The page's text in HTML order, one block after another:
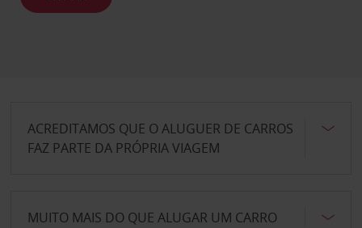
ACREDITAMOS QUE O ALUGUER DE CARROS
FAZ PARTE DA PRÓPRIA VIAGEM
MUITO MAIS DO QUE ALUGAR UM CARRO